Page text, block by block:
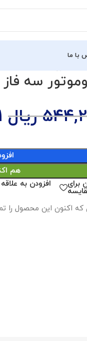
با ما
ریال
هم
برای
افزودن به
که اکنون این محصول را